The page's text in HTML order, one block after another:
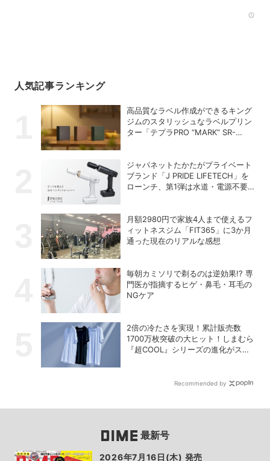
人気記事ランキング
高品質なラベル作成ができるキング
ジムのスタリッシュなラベルプリン
ター「テプラPRO “MARK” SR-
ジャパネットたかたがプライベート
ブランド「J PRIDE LIFETECH」を
ローンチ、第1弾は水道・電源不要
月額2980円で家族4人まで使えるフ
ィットネスジム「FIT365」に3か月
通った現在のリアルな感想
毎朝カミソリで剃るのは逆効果!? 専
門医が指摘するヒゲ・鼻毛・耳毛の
NGケア
2倍の冷たさを実現！累計販売数
1700万枚突破の大ヒット！しまむら
『超COOL』シリーズの進化がスゴ
Recommended by
最新号
2026年7月16日(木) 発売